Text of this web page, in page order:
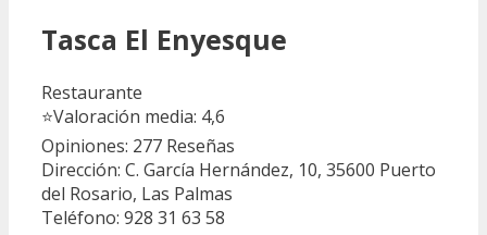
Tasca El Enyesque
Restaurante
⭐Valoración media: 4,6
Opiniones: 277 Reseñas
Dirección: C. García Hernández, 10, 35600 Puerto
del Rosario, Las Palmas
Teléfono: 928 31 63 58